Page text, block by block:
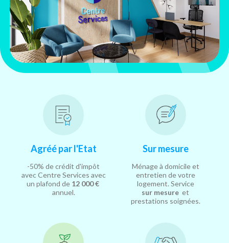
Agréé par l'Etat
-50% de crédit d'impôt
avec Centre Services avec
un plafond de 12 000 €
annuel.
Sur mesure
Ménage à domicile et
entretien de votre
logement. Service
sur mesure et
prestations soignées.